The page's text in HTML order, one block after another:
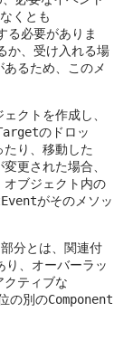
くとも
る必要がありま
か、受け入れる場
るため、このメ
クトを作成し、
のドロッ
り、移動した
更された場合、
オブジェクト内の
がそのメソッ
分とは、関連付
り、オーバーラッ
クティブな
の別のComponent